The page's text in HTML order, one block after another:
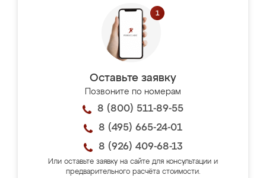
Оставьте заявку
Позвоните по номерам
8 (800) 511-89-55
8 (495) 665-24-01
8 (926) 409-68-13
Или оставьте заявку на сайте для консультации и
предварительного расчёта стоимости.